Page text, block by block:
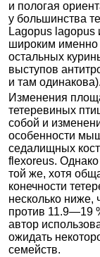
и пологая
у большинства
Lagopus lagopus
широким именно
остальных
выступов
и там одинакова).
Изменения
тетеревиных
собой и
особенности
седалищных
flexoreus. Однако
той же, хотя
конечности
несколько ниже,
против 11.9—19
автор
ожидать
семейств.